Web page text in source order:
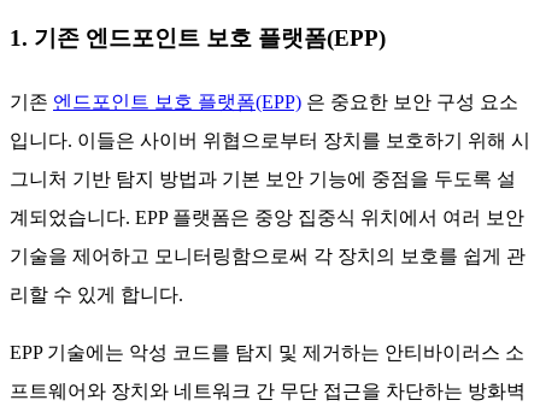
1. 기존 엔드포인트 보호 플랫폼(EPP)
기존 엔드포인트 보호 플랫폼(EPP) 은 중요한 보안 구성 요소
입니다. 이들은 사이버 위협으로부터 장치를 보호하기 위해 시
그니처 기반 탐지 방법과 기본 보안 기능에 중점을 두도록 설
계되었습니다. EPP 플랫폼은 중앙 집중식 위치에서 여러 보안
기술을 제어하고 모니터링함으로써 각 장치의 보호를 쉽게 관
리할 수 있게 합니다.
EPP 기술에는 악성 코드를 탐지 및 제거하는 안티바이러스 소
프트웨어와 장치와 네트워크 간 무단 접근을 차단하는 방화벽